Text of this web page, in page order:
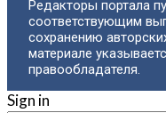
Редакторы портала
соответствующим
сохранению
материале
правообладателя.
Sign in